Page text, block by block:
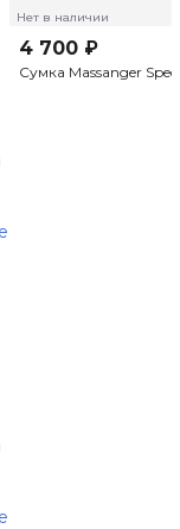
Нет в наличии
4 700 ₽
Сумка Massanger